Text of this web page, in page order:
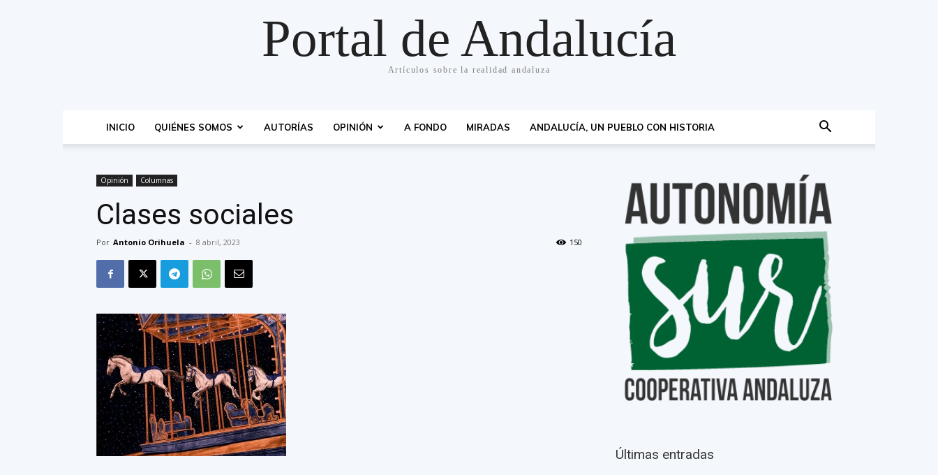
Portal de Andalucía
Artículos sobre la realidad andaluza
INICIO QUIÉNES SOMOS AUTORÍAS OPINIÓN A FONDO MIRADAS ANDALUCÍA, UN PUEBLO CON HISTORIA
Opinión Columnas
Clases sociales
Por Antonio Orihuela - 8 abril, 2023 150
Últimas entradas